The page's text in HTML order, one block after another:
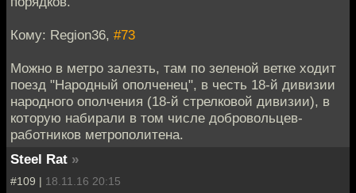
Кому: Region36, #73
Можно в метро залезть, там по зеленой ветке ходит
поезд "Народный ополченец", в честь 18-й дивизии
народного ополчения (18-й стрелковой дивизии), в
которую набирали в том числе добровольцев-
работников метрополитена.
Steel Rat »
#109 | 18.11.16 20:15